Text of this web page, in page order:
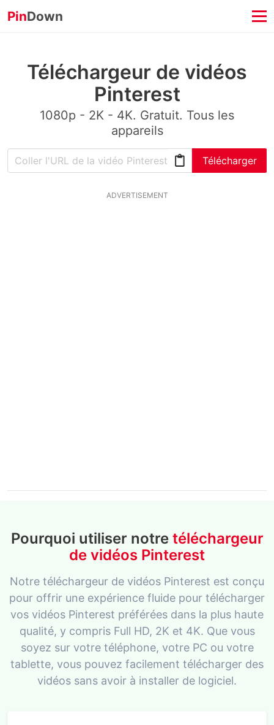
PinDown
Téléchargeur de vidéos
Pinterest
1080p - 2K - 4K. Gratuit. Tous les
appareils
Télécharger
ADVERTISEMENT
Pourquoi utiliser notre téléchargeur
de vidéos Pinterest
Notre téléchargeur de vidéos Pinterest est conçu
pour offrir une expérience fluide pour télécharger
vos vidéos Pinterest préférées dans la plus haute
qualité, y compris Full HD, 2K et 4K. Que vous
soyez sur votre téléphone, votre PC ou votre
tablette, vous pouvez facilement télécharger des
vidéos sans avoir à installer de logiciel.